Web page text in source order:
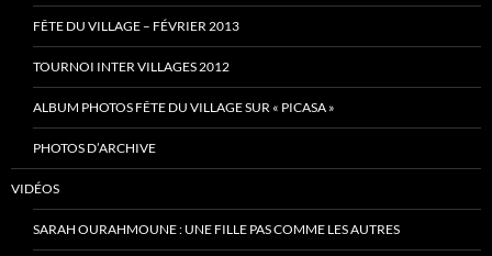
FÊTE DU VILLAGE – FÉVRIER 2013
TOURNOI INTER VILLAGES 2012
ALBUM PHOTOS FÊTE DU VILLAGE SUR « PICASA »
PHOTOS D’ARCHIVE
VIDÉOS
SARAH OURAHMOUNE : UNE FILLE PAS COMME LES AUTRES